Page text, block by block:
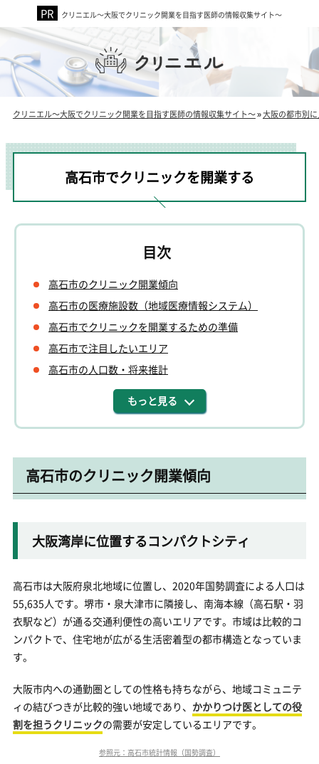
クリニエル～大阪でクリニック開業を目指す医師の情報収集サイト～
クリニエル～大阪でクリニック開業を目指す医師の情報収集サイト～»大阪の都市別
高石市でクリニックを開業する
高石市のクリニック開業傾向
高石市の医療施設数（地域医療情報システム）
高石市でクリニックを開業するための準備
高石市で注目したいエリア
高石市の人口数・将来推計
もっと見る
高石市のクリニック開業傾向
大阪湾岸に位置するコンパクトシティ
高石市は大阪府泉北地域に位置し、2020年国勢調査による人口は
55,635人です。堺市・泉大津市に隣接し、南海本線（高石駅・羽
衣駅など）が通る交通利便性の高いエリアです。市域は比較的コ
ンパクトで、住宅地が広がる生活密着型の都市構造となっていま
す。
大阪市内への通勤圏としての性格も持ちながら、地域コミュニテ
ィの結びつきが比較的強い地域であり、 かかりつけ医としての役
割を担うクリニックの需要が安定しているエリアです。
参照元：高石市統計情報（国勢調査）